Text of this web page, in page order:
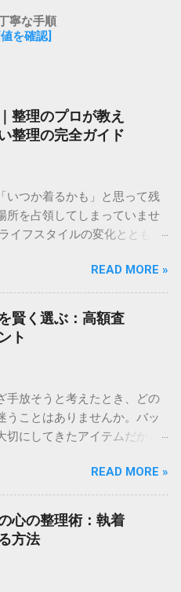
寧な手順
を確認]
整理のプロが教え
整理の完全ガイド
いつか着るかも」と思って残
所を占領してしまっていませ
イフスタイルの変化ととも
ありませんが、新しい服を迎
日々の暮らしが驚くほど軽や
る洋服を整えて手放すことを
を確認できるサービスを利
分に合った手放し方をチェ
たとき、いつか使うかもし
んか。ものは本来、私たちが
るはずです。しかし、増えす
活スペースの圧迫という形
を整理し、今の自分に本当に
切です。この記事では、大切
えから、後悔しない査定の
にするための具体的なステ
READ MORE »
賢く選ぶ：高額査
ト
手放そうと考えたとき、どの
うことはありませんか。バッ
にしてきたアイテムだから
て査定基準や得意とするブラ
こに頼んでも同じ」と思って
価値よりも低い金額で手放す
事では、ブランド品買取サー
体的なポイントと、あなた
の選び方を詳しく解説しま
READ MORE »
心の整理術：執着
方法